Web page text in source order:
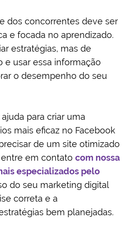
dos concorrentes deve ser
e focada no aprendizado.
estratégias, mas de
e usar essa informação
o desempenho do seu
para criar uma
mais eficaz no Facebook
de um site otimizado
em contato com nossa
especializados pelo
do seu marketing digital
correta e a
bem planejadas.